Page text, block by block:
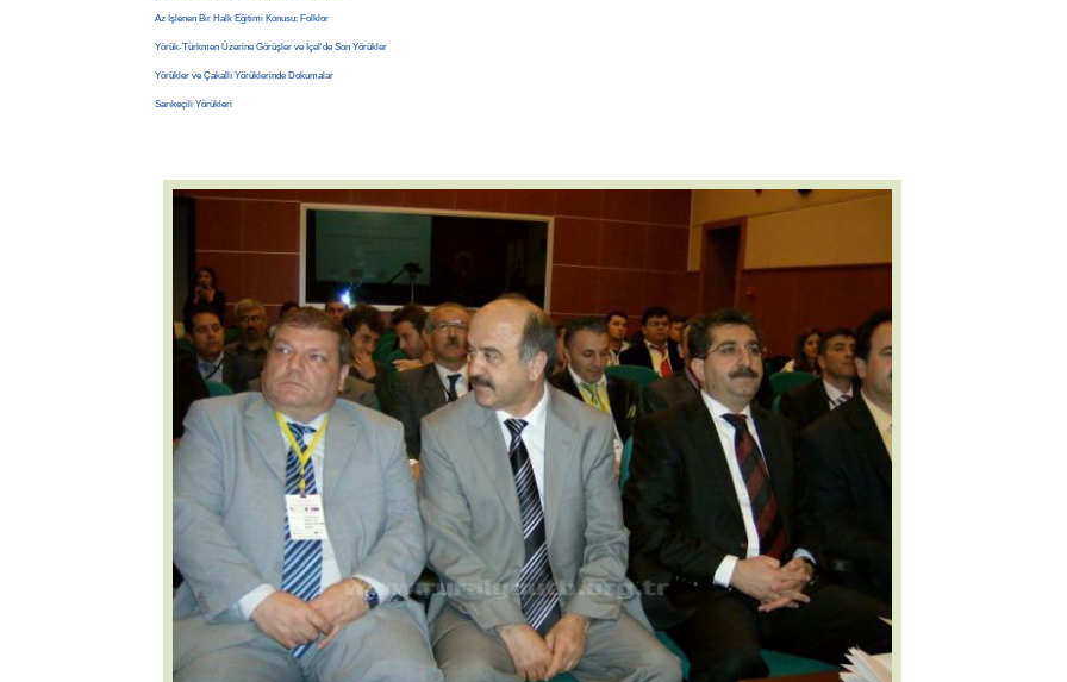
Az İşlenen Bir Halk Eğitimi Konusu: Folklor
Yörük-Türkmen Üzerine Görüşler ve İçel'de Son Yörükler
Yörükler ve Çakallı Yörüklerinde Dokumalar
Sarıkeçili Yörükleri